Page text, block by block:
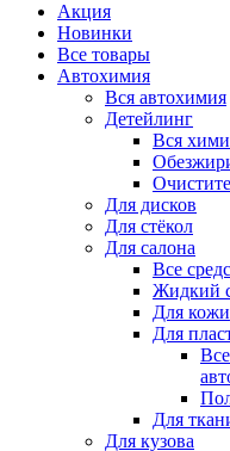
Акция
Новинки
Все товары
Автохимия
Вся автохимия
Детейлинг
Вся
Для дисков
Для стёкол
Для салона
Все
Жидкий
Для кожи
Для
Для
Для кузова